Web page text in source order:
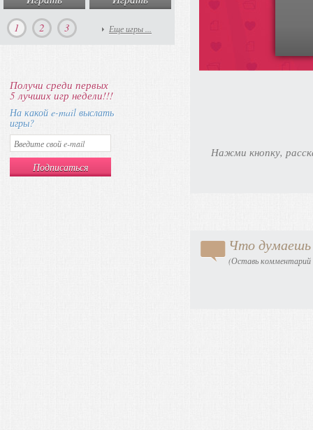
Нажми кнопку,
Что думаешь
(Оставь комментарий
1
2 3 Еще игры ...
Получи среди первых
5 лучших игр недели!!!
На какой e-mail выслать
игры?